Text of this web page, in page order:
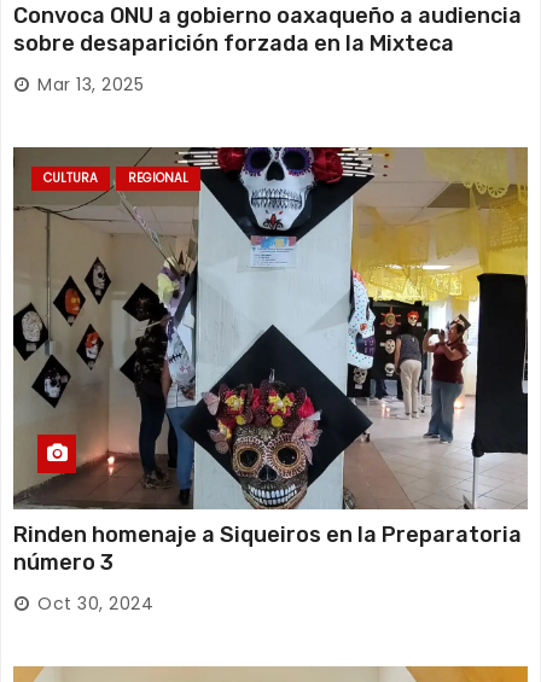
Convoca ONU a gobierno oaxaqueño a audiencia
sobre desaparición forzada en la Mixteca
Mar 13, 2025
CULTURA REGIONAL
Rinden homenaje a Siqueiros en la Preparatoria
número 3
Oct 30, 2024